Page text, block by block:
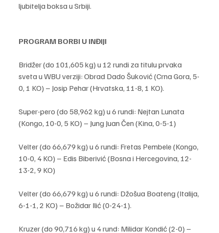
ljubitelja boksa u Srbiji.
PROGRAM BORBI U INĐIJI
Bridžer (do 101,605 kg) u 12 rundi za titulu prvaka
sveta u WBU verziji: Obrad Dado Šuković (Crna Gora, 5-
0, 1 KO) – Josip Pehar (Hrvatska, 11-8, 1 KO).
Super-pero (do 58,962 kg) u 6 rundi: Nejtan Lunata
(Kongo, 10-0, 5 KO) – Jung Juan Čen (Kina, 0-5-1)
Velter (do 66,679 kg) u 6 rundi: Fretas Pembele (Kongo,
10-0, 4 KO) – Edis Biberivić (Bosna i Hercegovina, 12-
13-2, 9 KO)
Velter (do 66,679 kg) u 6 rundi: Džošua Boateng (Italija,
6-1-1, 2 KO) – Božidar Ilić (0-24-1).
Kruzer (do 90,716 kg) u 4 rund: Milidar Kondić (2-0) –